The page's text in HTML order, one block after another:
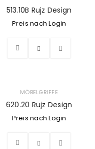
513.10B Rujz Design
Preis nach Login
MÖBELGRIFFE
620.20 Rujz Design
Preis nach Login